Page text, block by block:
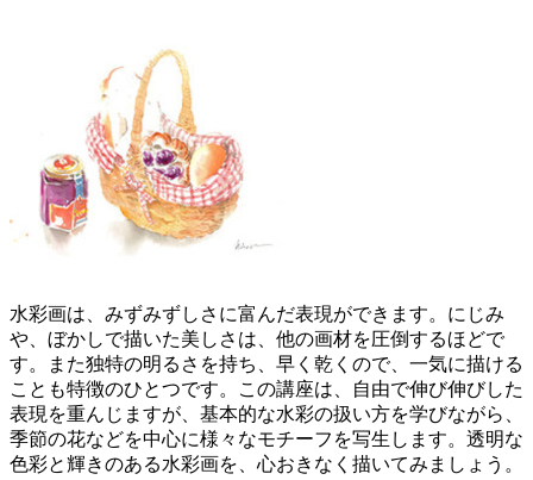
水彩画は、みずみずしさに富んだ表現ができます。にじみ
や、ぼかしで描いた美しさは、他の画材を圧倒するほどで
す。また独特の明るさを持ち、早く乾くので、一気に描ける
ことも特徴のひとつです。この講座は、自由で伸び伸びした
表現を重んじますが、基本的な水彩の扱い方を学びながら、
季節の花などを中心に様々なモチーフを写生します。透明な
色彩と輝きのある水彩画を、心おきなく描いてみましょう。